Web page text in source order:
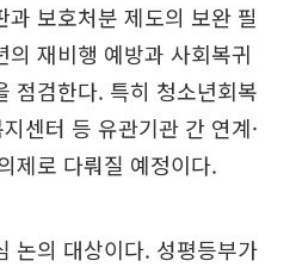
보호처분 제도의 보완 필
재비행 예방과 사회복귀
점검한다. 특히 청소년회복
센터 등 유관기관 간 연계·
제로 다뤄질 예정이다.
논의 대상이다. 성평등부가